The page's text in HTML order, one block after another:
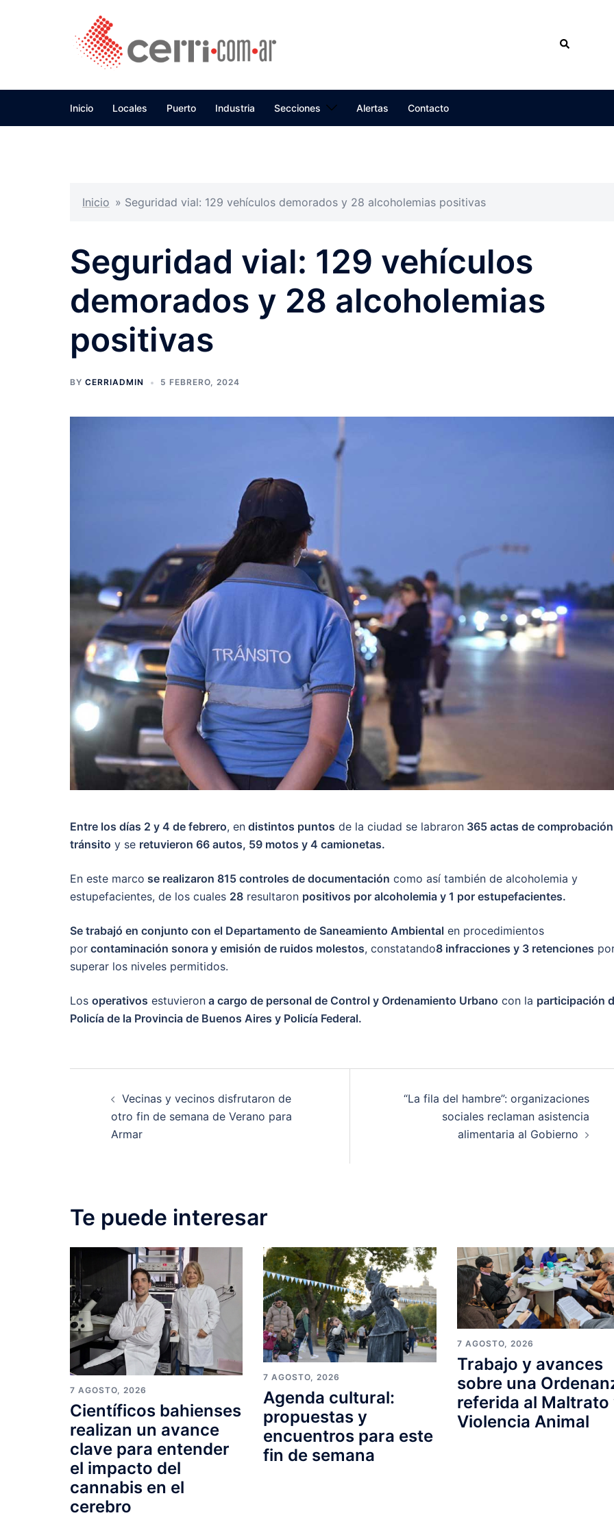
Search
Inicio Locales Puerto Industria Secciones Alertas Contacto
Inicio » Seguridad vial: 129 vehículos demorados y 28 alcoholemias positivas
Seguridad vial: 129 vehículos
demorados y 28 alcoholemias
positivas
BY CERRIADMIN 5 FEBRERO, 2024
Entre los días 2 y 4 de febrero, en distintos puntos de la ciudad se labraron 365 actas de
tránsito y se retuvieron 66 autos, 59 motos y 4 camionetas.
En este marco se realizaron 815 controles de documentación como así también de alcoholemia y
estupefacientes, de los cuales 28 resultaron positivos por alcoholemia y 1 por estupefacientes.
Se trabajó en conjunto con el Departamento de Saneamiento Ambiental en procedimientos
por contaminación sonora y emisión de ruidos molestos, constatando8 infracciones y 3 retenciones
superar los niveles permitidos.
Los operativos estuvieron a cargo de personal de Control y Ordenamiento Urbano con la participación
Policía de la Provincia de Buenos Aires y Policía Federal.
navigation
Vecinas y vecinos disfrutaron de
otro fin de semana de Verano para
Armar
“La fila del hambre”: organizaciones
sociales reclaman asistencia
alimentaria al Gobierno
Te puede interesar
7 AGOSTO, 2026
Científicos bahienses
realizan un avance
clave para entender
el impacto del
cannabis en el
cerebro
7 AGOSTO, 2026
Agenda cultural:
propuestas y
encuentros para este
fin de semana
7 AGOSTO, 2026
Trabajo y avances
sobre una
referida al Maltrato
Violencia Animal